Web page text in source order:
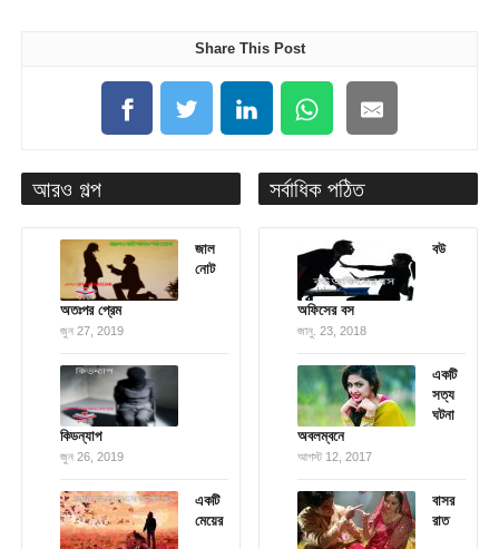
Share This Post
আরও গল্প
জাল
নোট
অতঃপর প্রেম
জুন 27, 2019
কিডন্যাপ
জুন 26, 2019
একটি
মেয়ের
সর্বাধিক পঠিত
বউ
অফিসের বস
জানু. 23, 2018
একটি
সত্য
ঘটনা
অবলম্বনে
আগস্ট 12, 2017
বাসর
রাত